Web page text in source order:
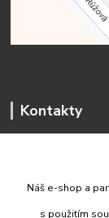
Kontakty
Náš e-shop a
s použitím